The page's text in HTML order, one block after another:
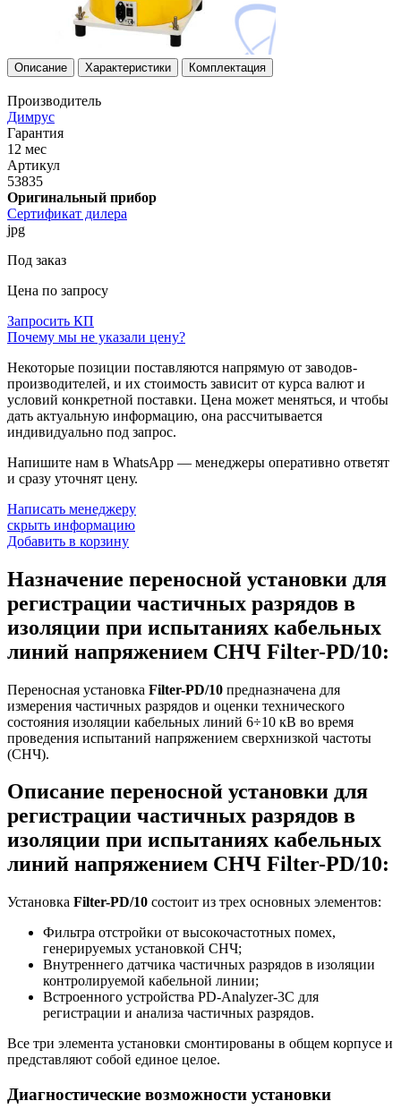
Описание Характеристики Комплектация
Производитель
Димрус
Гарантия
12 мес
Артикул
53835
Оригинальный прибор
Сертификат дилера
jpg
Под заказ
Цена по запросу
Запросить КП
Почему мы не указали цену?
Некоторые позиции поставляются напрямую от заводов-
производителей, и их стоимость зависит от курса валют и
условий конкретной поставки. Цена может меняться, и чтобы
дать актуальную информацию, она рассчитывается
индивидуально под запрос.
Напишите нам в WhatsApp — менеджеры оперативно ответят
и сразу уточнят цену.
Написать менеджеру
скрыть информацию
Добавить в корзину
Назначение переносной установки для
регистрации частичных разрядов в
изоляции при испытаниях кабельных
линий напряжением СНЧ Filter-PD/10:
Переносная установка Filter-PD/10 предназначена для
измерения частичных разрядов и оценки технического
состояния изоляции кабельных линий 6÷10 кВ во время
проведения испытаний напряжением сверхнизкой частоты
(СНЧ).
Описание переносной установки для
регистрации частичных разрядов в
изоляции при испытаниях кабельных
линий напряжением СНЧ Filter-PD/10:
Установка Filter-PD/10 состоит из трех основных элементов:
Фильтра отстройки от высокочастотных помех,
генерируемых установкой СНЧ;
Внутреннего датчика частичных разрядов в изоляции
контролируемой кабельной линии;
Встроенного устройства PD-Analyzer-3С для
регистрации и анализа частичных разрядов.
Все три элемента установки смонтированы в общем корпусе и
представляют собой единое целое.
Диагностические возможности установки